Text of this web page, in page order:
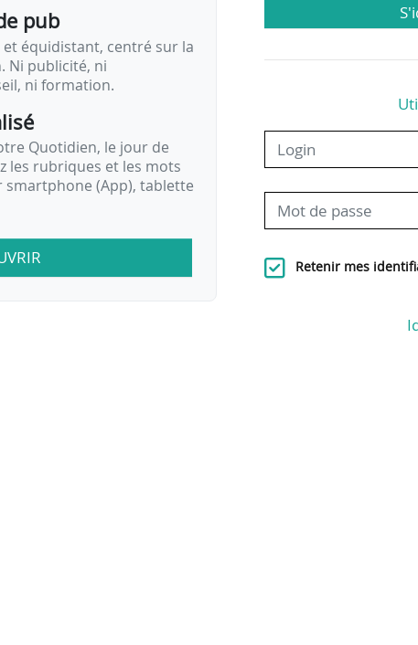
pub
équidistant, centré sur la
Ni publicité, ni
ni formation.
Quotidien, le jour de
les rubriques et les mots
smartphone (App), tablette
Retenir mes